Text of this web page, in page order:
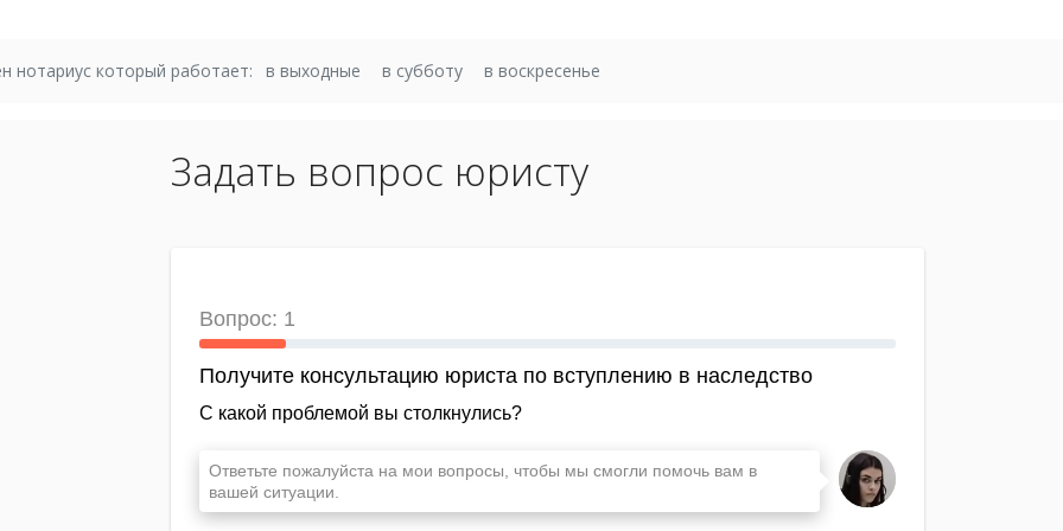
нотариус который работает: в выходные в субботу в воскресенье
Задать вопрос юристу